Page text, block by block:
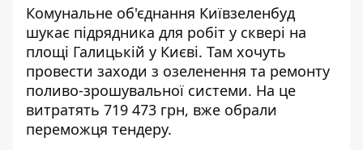
Комунальне об'єднання Київзеленбуд
шукає підрядника для робіт у сквері на
площі Галицькій у Києві. Там хочуть
провести заходи з озеленення та ремонту
поливо-зрошувальної системи. На це
витратять 719 473 грн, вже обрали
переможця тендеру.